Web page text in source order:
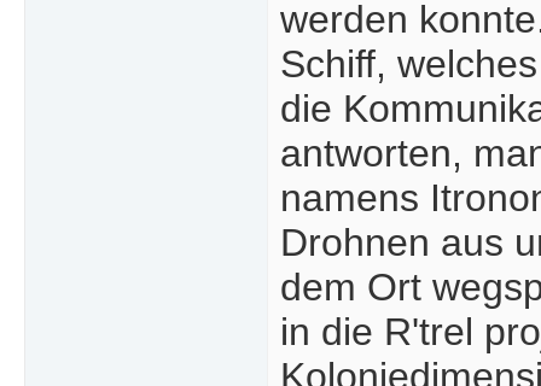
werden
Schiff,
die
antworten,
namens
Drohnen aus
dem Ort
in die R'trel